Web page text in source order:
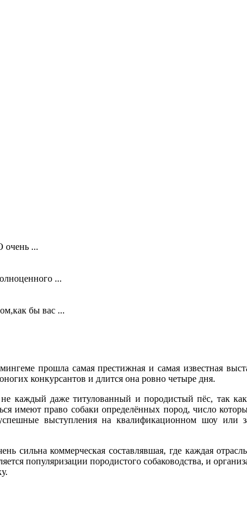
очень ...
...
бы вас ...
прошла самая престижная и самая известная
конкурсантов и длится она ровно четыре дня.
каждый даже титулованный и породистый пёс, так как
имеют право собаки определённых пород, число
выступления на квалификационном шоу или
сильна коммерческая составлявшая, где каждая
популяризации породистого собаководства, и